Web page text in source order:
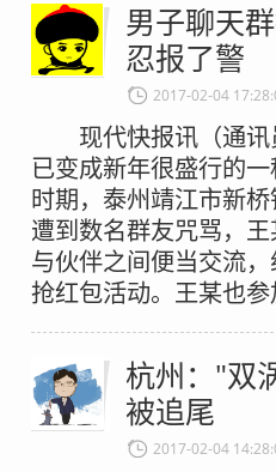
男子聊天
忍报了警
2017-02-04
现代快报讯（通讯
已变成新年很盛行的
时期，泰州靖江市新
遭到数名群友咒骂，
与伙伴之间便当交流
抢红包活动。王某也
杭州："双
被追尾
2017-02-04